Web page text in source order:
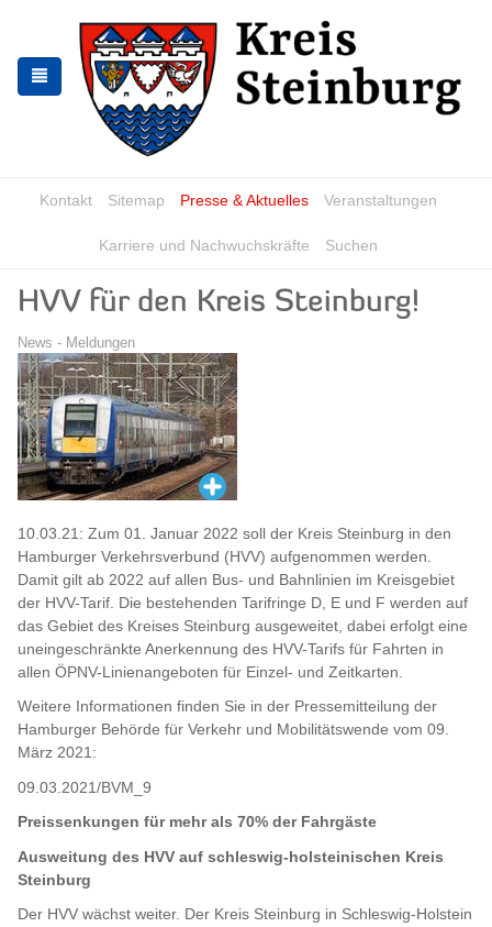
springen
springen
Kontakt Sitemap Presse & Aktuelles Veranstaltungen
Karriere und Nachwuchskräfte Suchen
HVV für den Kreis Steinburg!
News - Meldungen
10.03.21: Zum 01. Januar 2022 soll der Kreis Steinburg in den
Hamburger Verkehrsverbund (HVV) aufgenommen werden.
Damit gilt ab 2022 auf allen Bus- und Bahnlinien im Kreisgebiet
der HVV-Tarif. Die bestehenden Tarifringe D, E und F werden auf
das Gebiet des Kreises Steinburg ausgeweitet, dabei erfolgt eine
uneingeschränkte Anerkennung des HVV-Tarifs für Fahrten in
allen ÖPNV-Linienangeboten für Einzel- und Zeitkarten.
Weitere Informationen finden Sie in der Pressemitteilung der
Hamburger Behörde für Verkehr und Mobilitätswende vom 09.
März 2021:
09.03.2021/BVM_9
Preissenkungen für mehr als 70% der Fahrgäste
Ausweitung des HVV auf schleswig-holsteinischen Kreis
Steinburg
Der HVV wächst weiter. Der Kreis Steinburg in Schleswig-Holstein